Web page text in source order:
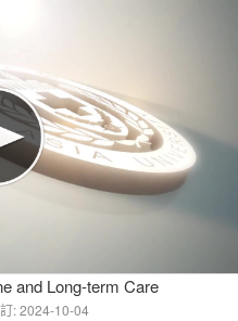
and Long-term Care
: 2024-10-04